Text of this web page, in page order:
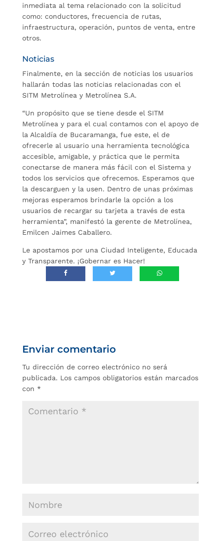
inmediata al tema relacionado con la solicitud
como: conductores, frecuencia de rutas,
infraestructura, operación, puntos de venta, entre
otros.
Noticias
Finalmente, en la sección de noticias los usuarios
hallarán todas las noticias relacionadas con el
SITM Metrolínea y Metrolínea S.A.
“Un propósito que se tiene desde el SITM
Metrolínea y para el cual contamos con el apoyo de
la Alcaldía de Bucaramanga, fue este, el de
ofrecerle al usuario una herramienta tecnológica
accesible, amigable, y práctica que le permita
conectarse de manera más fácil con el Sistema y
todos los servicios que ofrecemos. Esperamos que
la descarguen y la usen. Dentro de unas próximas
mejoras esperamos brindarle la opción a los
usuarios de recargar su tarjeta a través de esta
herramienta”, manifestó la gerente de Metrolínea,
Emilcen Jaimes Caballero.
Le apostamos por una Ciudad Inteligente, Educada
y Transparente. ¡Gobernar es Hacer!
Enviar comentario
Tu dirección de correo electrónico no será
publicada. Los campos obligatorios están marcados
con *